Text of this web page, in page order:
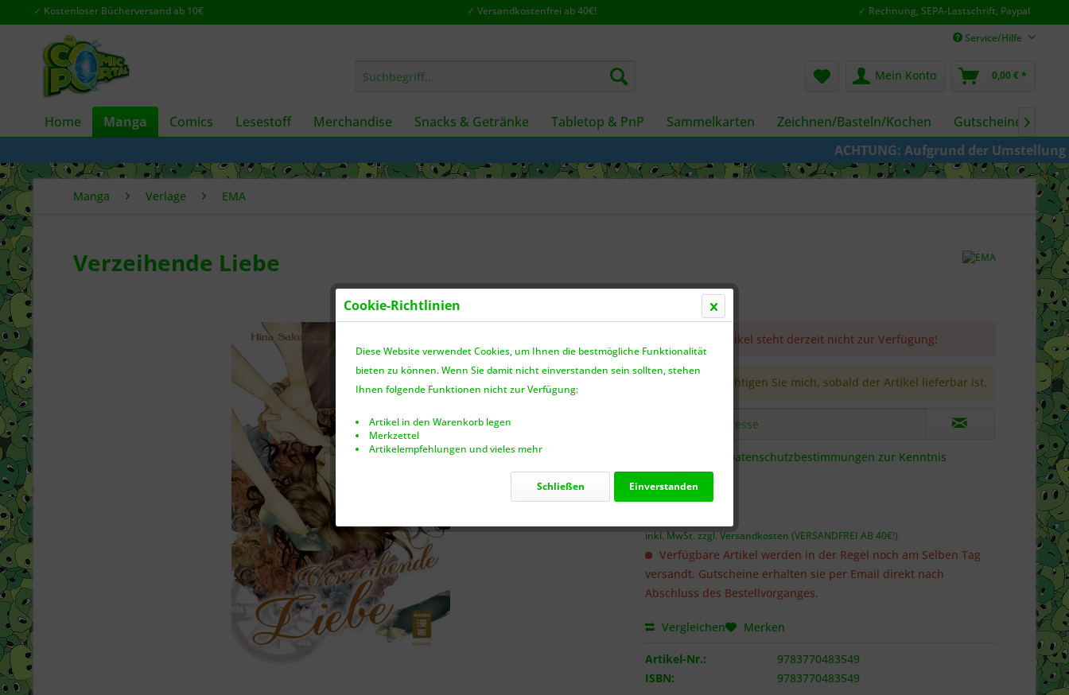
✓ Kostenloser Bücherversand ab 10€ ✓ Versandkostenfrei ab 40€!
✓ Rechnung, SEPA-Lastschrift, Paypal
Service/Hilfe
Mein Konto 0,00 € *
Home Manga Comics Lesestoff Merchandise Snacks & Getränke Tabletop & PnP Sammelkarten Zeichnen/Basteln/Kochen Gutscheine 
ACHTUNG: Aufgrund der Umstellung
Manga Verlage EMA
Verzeihende Liebe
Dieser Artikel steht derzeit nicht zur Verfügung!
Benachrichtigen Sie mich, sobald der Artikel lieferbar ist.
Datenschutzbestimmungen zur Kenntnis
genommen.
inkl. MwSt.zzgl. Versandkosten (VERSANDFREI AB 40€!)
Verfügbare Artikel werden in der Regel noch am Selben Tag
versandt. Gutscheine erhalten sie per Email direkt nach
Abschluss des Bestellvorganges.
Vergleichen Merken
Artikel-Nr.:
9783770483549
ISBN:
9783770483549
Cookie-Richtlinien
Diese Website verwendet Cookies, um Ihnen die bestmögliche Funktionalität
bieten zu können. Wenn Sie damit nicht einverstanden sein sollten, stehen
Ihnen folgende Funktionen nicht zur Verfügung:
Artikel in den Warenkorb legen
Merkzettel
Artikelempfehlungen und vieles mehr
Einverstanden
Schließen